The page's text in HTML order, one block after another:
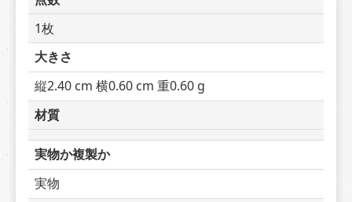
1枚
大きさ
縦2.40 cm 横0.60 cm 重0.60 g
材質
実物か複製か
実物